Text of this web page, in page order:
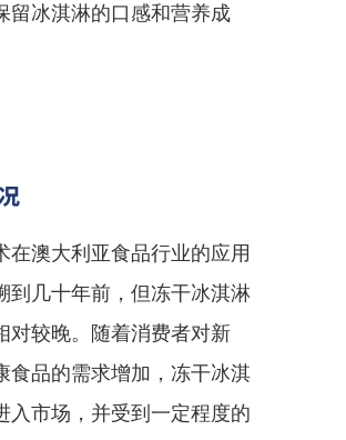
留冰淇淋的口感和营养成
在澳大利亚食品行业的应用
到几十年前，但冻干冰淇淋
对较晚。随着消费者对新
食品的需求增加，冻干冰淇
入市场，并受到一定程度的